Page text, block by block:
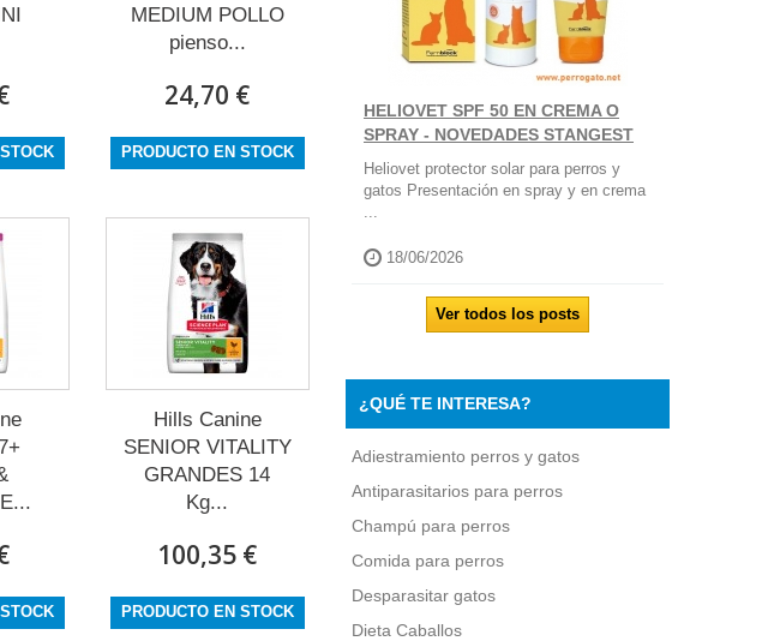
MEDIUM POLLO
pienso...
24,70 €
PRODUCTO EN STOCK
Hills Canine
SENIOR VITALITY
GRANDES 14
Kg...
100,35 €
PRODUCTO EN STOCK
HELIOVET SPF 50 EN CREMA O
SPRAY - NOVEDADES STANGEST
Heliovet protector solar para perros y
gatos Presentación en spray y en crema
...
18/06/2026
Ver todos los posts
¿QUÉ TE INTERESA?
Adiestramiento perros y gatos
Antiparasitarios para perros
Champú para perros
Comida para perros
Desparasitar gatos
Dieta Caballos